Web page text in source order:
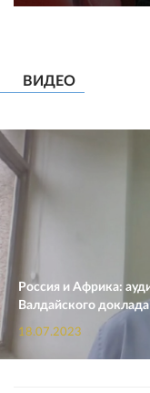
ВИДЕО
Россия и Африка:
Валдайского доклада
18.07.2023